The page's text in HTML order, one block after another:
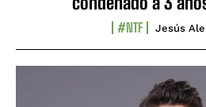
#NTF Jesús